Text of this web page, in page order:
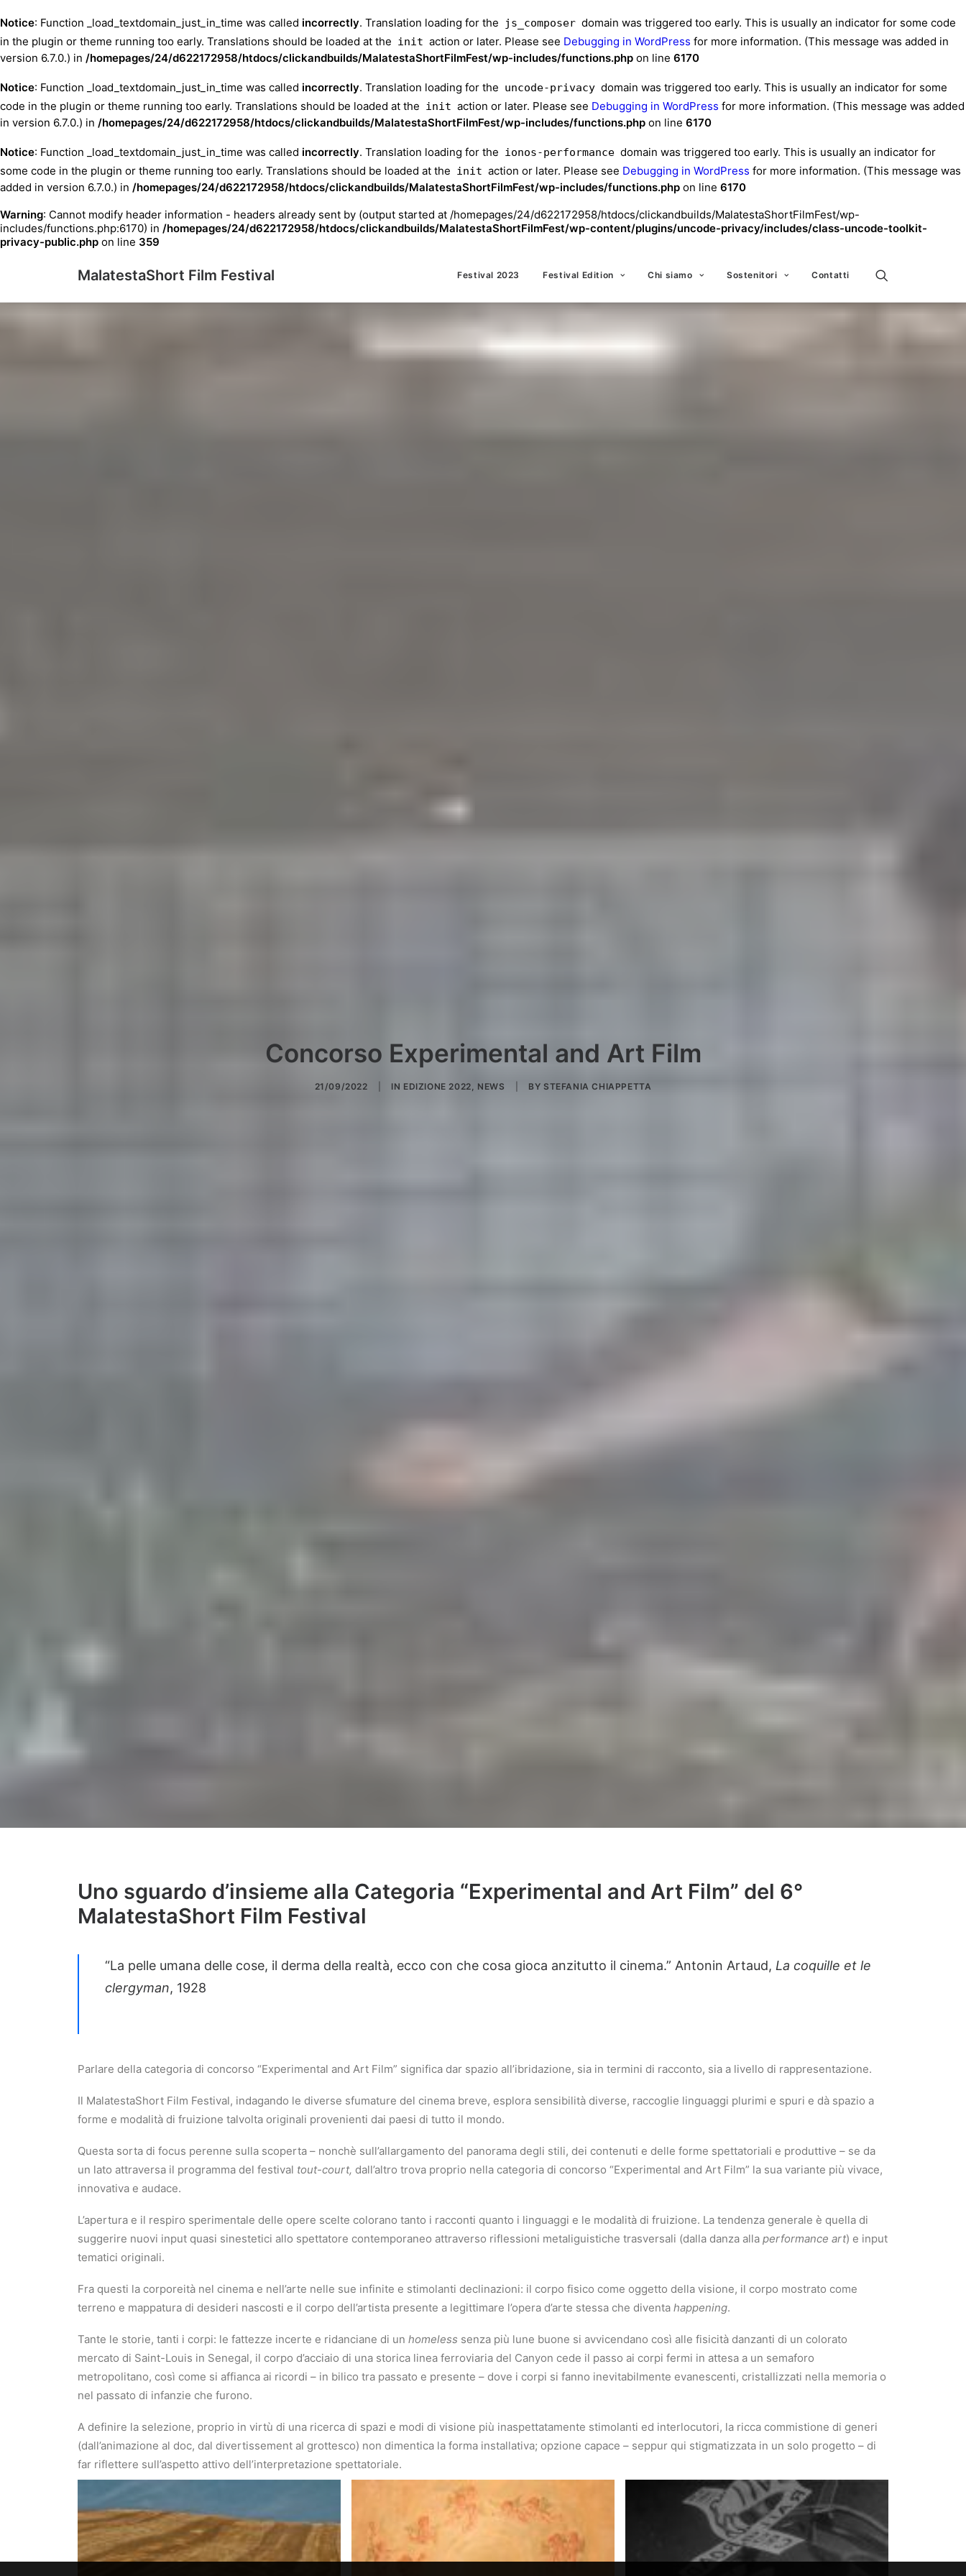
Notice: Function _load_textdomain_just_in_time was called incorrectly. Translation loading for the js_composer domain was triggered too early. This is usually an indicator for some code
in the plugin or theme running too early. Translations should be loaded at the init action or later. Please see Debugging in WordPress for more information. (This message was added in
version 6.7.0.) in /homepages/24/d622172958/htdocs/clickandbuilds/MalatestaShortFilmFest/wp-includes/functions.php on line 6170
Notice: Function _load_textdomain_just_in_time was called incorrectly. Translation loading for the uncode-privacy domain was triggered too early. This is usually an indicator for some
code in the plugin or theme running too early. Translations should be loaded at the init action or later. Please see Debugging in WordPress for more information. (This message was added
in version 6.7.0.) in /homepages/24/d622172958/htdocs/clickandbuilds/MalatestaShortFilmFest/wp-includes/functions.php on line 6170
Notice: Function _load_textdomain_just_in_time was called incorrectly. Translation loading for the ionos-performance domain was triggered too early. This is usually an indicator for
some code in the plugin or theme running too early. Translations should be loaded at the init action or later. Please see Debugging in WordPress for more information. (This message was
added in version 6.7.0.) in /homepages/24/d622172958/htdocs/clickandbuilds/MalatestaShortFilmFest/wp-includes/functions.php on line 6170
Warning: Cannot modify header information - headers already sent by (output started at /homepages/24/d622172958/htdocs/clickandbuilds/MalatestaShortFilmFest/wp-
includes/functions.php:6170) in /homepages/24/d622172958/htdocs/clickandbuilds/MalatestaShortFilmFest/wp-content/plugins/uncode-privacy/includes/class-uncode-toolkit-
privacy-public.php on line 359
MalatestaShort Film Festival Festival 2023 Festival Edition Chi siamo Sostenitori Contatti
Concorso Experimental and Art Film
21/09/2022 IN EDIZIONE 2022, NEWS BY STEFANIA CHIAPPETTA
Uno sguardo d’insieme alla Categoria “Experimental and Art Film” del 6°
MalatestaShort Film Festival
“La pelle umana delle cose, il derma della realtà, ecco con che cosa gioca anzitutto il cinema.” Antonin Artaud, La coquille et le
clergyman, 1928
Parlare della categoria di concorso “Experimental and Art Film” significa dar spazio all’ibridazione, sia in termini di racconto, sia a livello di rappresentazione.
Il MalatestaShort Film Festival, indagando le diverse sfumature del cinema breve, esplora sensibilità diverse, raccoglie linguaggi plurimi e spuri e dà spazio a
forme e modalità di fruizione talvolta originali provenienti dai paesi di tutto il mondo.
Questa sorta di focus perenne sulla scoperta – nonchè sull’allargamento del panorama degli stili, dei contenuti e delle forme spettatoriali e produttive – se da
un lato attraversa il programma del festival tout-court, dall’altro trova proprio nella categoria di concorso “Experimental and Art Film” la sua variante più vivace,
innovativa e audace.
L’apertura e il respiro sperimentale delle opere scelte colorano tanto i racconti quanto i linguaggi e le modalità di fruizione. La tendenza generale è quella di
suggerire nuovi input quasi sinestetici allo spettatore contemporaneo attraverso riflessioni metaliguistiche trasversali (dalla danza alla performance art) e input
tematici originali.
Fra questi la corporeità nel cinema e nell’arte nelle sue infinite e stimolanti declinazioni: il corpo fisico come oggetto della visione, il corpo mostrato come
terreno e mappatura di desideri nascosti e il corpo dell’artista presente a legittimare l’opera d’arte stessa che diventa happening.
Tante le storie, tanti i corpi: le fattezze incerte e ridanciane di un homeless senza più lune buone si avvicendano così alle fisicità danzanti di un colorato
mercato di Saint-Louis in Senegal, il corpo d’acciaio di una storica linea ferroviaria del Canyon cede il passo ai corpi fermi in attesa a un semaforo
metropolitano, così come si affianca ai ricordi – in bilico tra passato e presente – dove i corpi si fanno inevitabilmente evanescenti, cristallizzati nella memoria o
nel passato di infanzie che furono.
A definire la selezione, proprio in virtù di una ricerca di spazi e modi di visione più inaspettatamente stimolanti ed interlocutori, la ricca commistione di generi
(dall’animazione al doc, dal divertissement al grottesco) non dimentica la forma installativa; opzione capace – seppur qui stigmatizzata in un solo progetto – di
far riflettere sull’aspetto attivo dell’interpretazione spettatoriale.